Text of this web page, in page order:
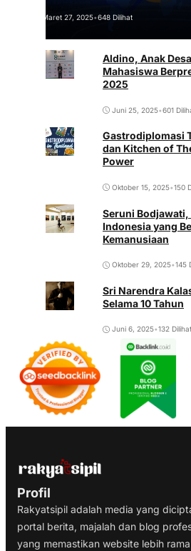
Maret 27, 2025•648 Dilihat
Aldino, Anak
Mahasiswa
2025
Juni 25, 2025•601
Gastrodiplomasi
dan Kitchen of
Power
Oktober 15, 2025•150
Seruni
Indonesia yang
Kemanusiaan
Oktober 29, 2025•145
Sri Narendra
Selama 10 Tahun
Juni 6, 2025•132 Dilihat
Profil
Rakyatsipil adalah media yang
portal berita, majalah dan blog
yang memastikan website lebih